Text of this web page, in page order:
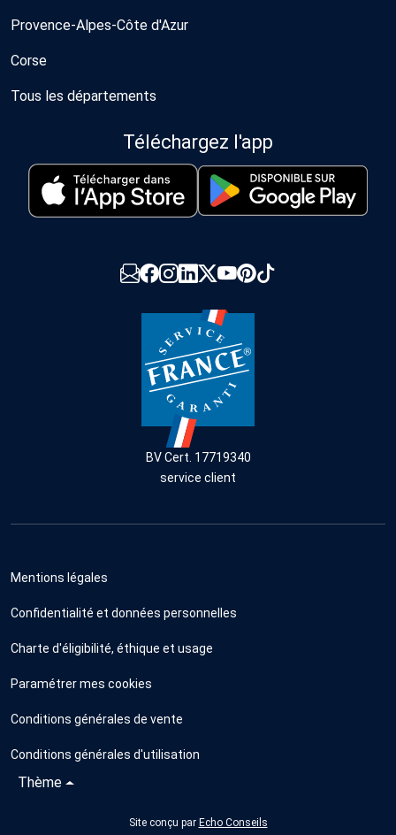
Provence-Alpes-Côte d'Azur
Corse
Tous les départements
Téléchargez l'app
BV Cert. 17719340
service client
Mentions légales
Confidentialité et données personnelles
Charte d'éligibilité, éthique et usage
Paramétrer mes cookies
Conditions générales de vente
Conditions générales d'utilisation
Thème
Site conçu par Echo Conseils